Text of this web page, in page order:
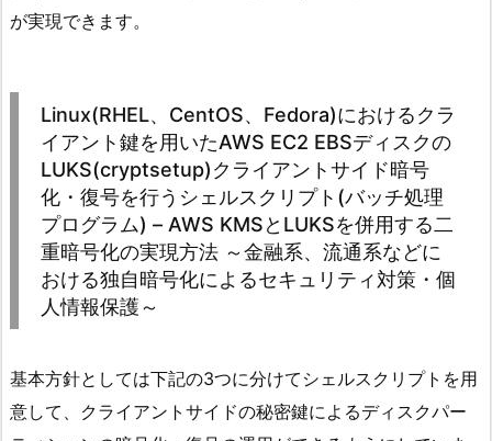
が実現できます。
Linux(RHEL、CentOS、Fedora)におけるクラ
イアント鍵を用いたAWS EC2 EBSディスクの
LUKS(cryptsetup)クライアントサイド暗号
化・復号を行うシェルスクリプト(バッチ処理
プログラム) – AWS KMSとLUKSを併用する二
重暗号化の実現方法 ～金融系、流通系などに
おける独自暗号化によるセキュリティ対策・個
人情報保護～
基本方針としては下記の3つに分けてシェルスクリプトを用
意して、クライアントサイドの秘密鍵によるディスクパー